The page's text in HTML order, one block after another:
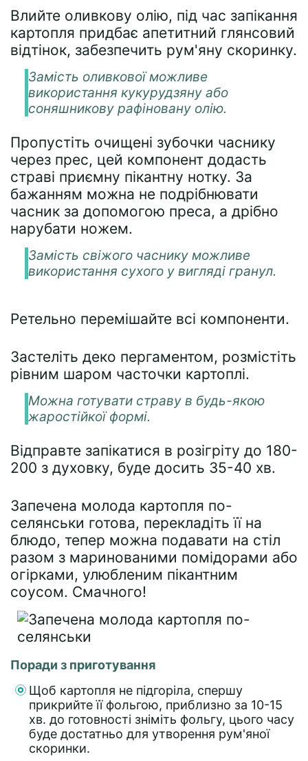
Влийте оливкову олію, під час запікання
картопля придбає апетитний глянсовий
відтінок, забезпечить рум'яну скоринку.
Замість оливкової можливе
використання кукурудзяну або
соняшникову рафіновану олію.
Пропустіть очищені зубочки часнику
через прес, цей компонент додасть
страві приємну пікантну нотку. За
бажанням можна не подрібнювати
часник за допомогою преса, а дрібно
нарубати ножем.
Замість свіжого часнику можливе
використання сухого у вигляді гранул.
Ретельно перемішайте всі компоненти.
Застеліть деко пергаментом, розмістіть
рівним шаром часточки картоплі.
Можна готувати страву в будь-якою
жаростійкої формі.
Відправте запікатися в розігріту до 180-
200 з духовку, буде досить 35-40 хв.
Запечена молода картопля по-
селянськи готова, перекладіть її на
блюдо, тепер можна подавати на стіл
разом з маринованими помідорами або
огірками, улюбленим пікантним
соусом. Смачного!
Поради з приготування
Щоб картопля не підгоріла, спершу
прикрийте її фольгою, приблизно за 10-15
хв. до готовності зніміть фольгу, цього часу
буде достатньо для утворення рум'яної
скоринки.